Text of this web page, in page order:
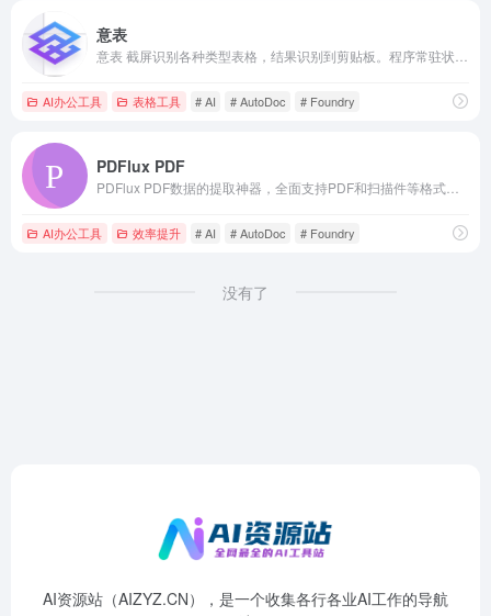
意表
AI办公工具 表格工具 # AI # AutoDoc # Foundry
PDFlux PDF
AI办公工具 效率提升 # AI # AutoDoc # Foundry
没有了
AI资源站（AIZYZ.CN），是一个收集各行各业AI工作的导航